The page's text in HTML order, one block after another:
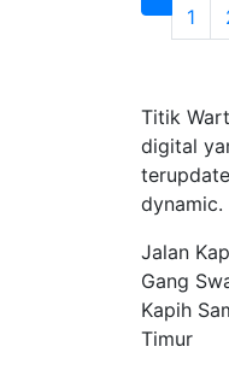
1
Titik
digital
dynamic.
Jalan
Gang
Kapih
Timur